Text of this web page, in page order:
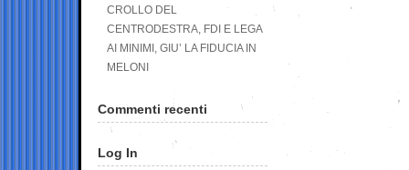
CROLLO DEL
CENTRODESTRA, FDI E LEGA
AI MINIMI, GIU’ LA FIDUCIA IN
MELONI
Commenti recenti
Log In